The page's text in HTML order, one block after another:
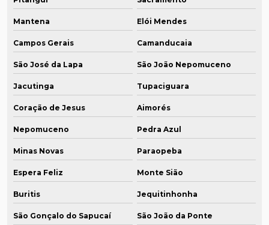
Mantena Elói Mendes
Campos Gerais Camanducaia
São José da Lapa São João Nepomuceno
Jacutinga Tupaciguara
Coração de Jesus Aimorés
Nepomuceno Pedra Azul
Minas Novas Paraopeba
Espera Feliz Monte Sião
Buritis Jequitinhonha
São Gonçalo do Sapucaí São João da Ponte